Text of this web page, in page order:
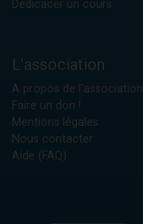
Dédicacer un cours
L'association
A propos de l'association
Faire un don !
Mentions légales
Nous contacter
Aide (FAQ)